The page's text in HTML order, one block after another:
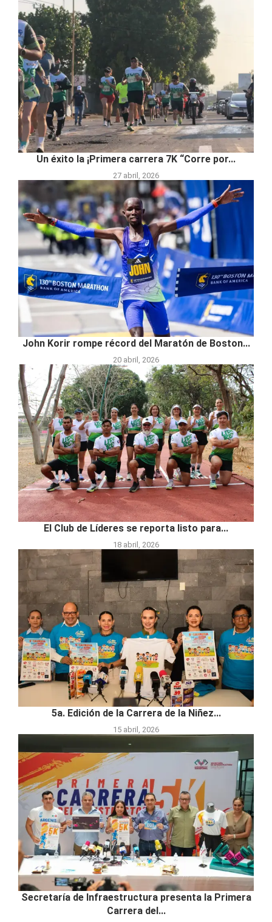
Un éxito la ¡Primera carrera 7K “Corre por...
27 abril, 2026
John Korir rompe récord del Maratón de Boston...
20 abril, 2026
El Club de Líderes se reporta listo para...
18 abril, 2026
5a. Edición de la Carrera de la Niñez...
15 abril, 2026
Secretaría de Infraestructura presenta la Primera
Carrera del...